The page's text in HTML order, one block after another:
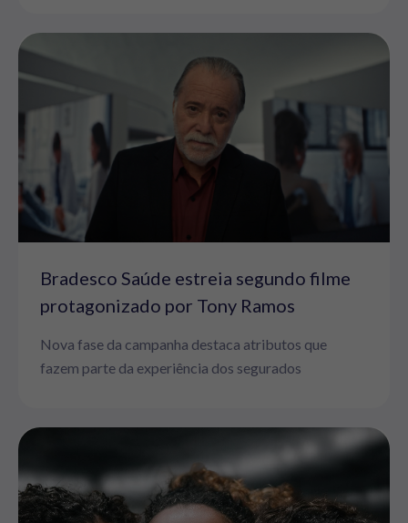
Bradesco Saúde estreia segundo filme
protagonizado por Tony Ramos
Nova fase da campanha destaca atributos que
fazem parte da experiência dos segurados